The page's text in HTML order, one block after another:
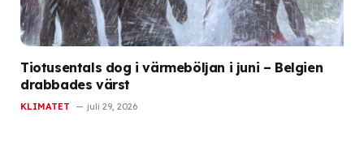
Tiotusentals dog i värmeböljan i juni – Belgien
drabbades värst
KLIMATET juli 29, 2026